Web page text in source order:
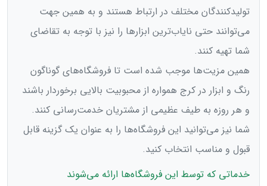
تولیدکنندگان مختلف در ارتباط هستند و به همین جهت
می‌توانند حتی نایاب‌ترین ابزارها را نیز با توجه به تقاضای
شما تهیه کنند.
همین مزیت‌ها موجب شده است تا فروشگاه‌های گوناگون
رنگ و ابزار در کرج همواره از محبوبیت بالایی برخوردار باشند
و هر روزه به طیف عظیمی از مشتریان خدمت‌رسانی کنند.
شما نیز می‌توانید این فروشگاه‌‌ها را به عنوان یک گزینه قابل
قبول و مناسب انتخاب کنید.
خدماتی که توسط این فروشگاه‌ها ارائه می‌شوند